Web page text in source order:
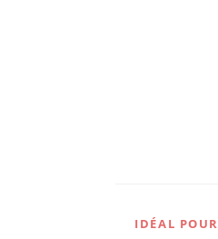
IDÉAL POUR